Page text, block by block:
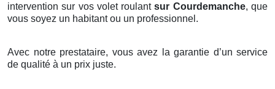
intervention sur vos volet roulantsur Courdemanche, que
vous soyez un habitant ou un professionnel.
Avec notre prestataire, vous avez la garantie d’un service
de qualité à un prix juste.